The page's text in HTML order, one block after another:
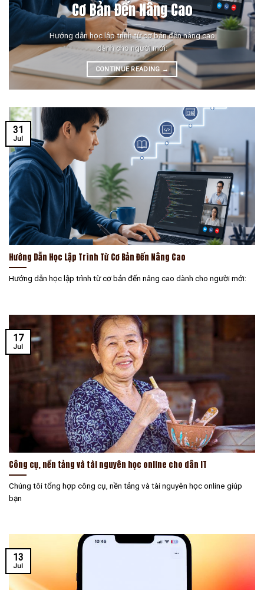
Cơ Bản Đến Nâng Cao
Hướng dẫn học lập trình từ cơ bản đến nâng cao
dành cho người mới:
CONTINUE READING →
Hướng Dẫn Học Lập Trình Từ Cơ Bản Đến Nâng Cao
Hướng dẫn học lập trình từ cơ bản đến nâng cao dành cho người mới:
31
Jul
Công cụ, nền tảng và tài nguyên học online cho dân IT
Chúng tôi tổng hợp công cụ, nền tảng và tài nguyên học online giúp
bạn
17
Jul
13
Jul